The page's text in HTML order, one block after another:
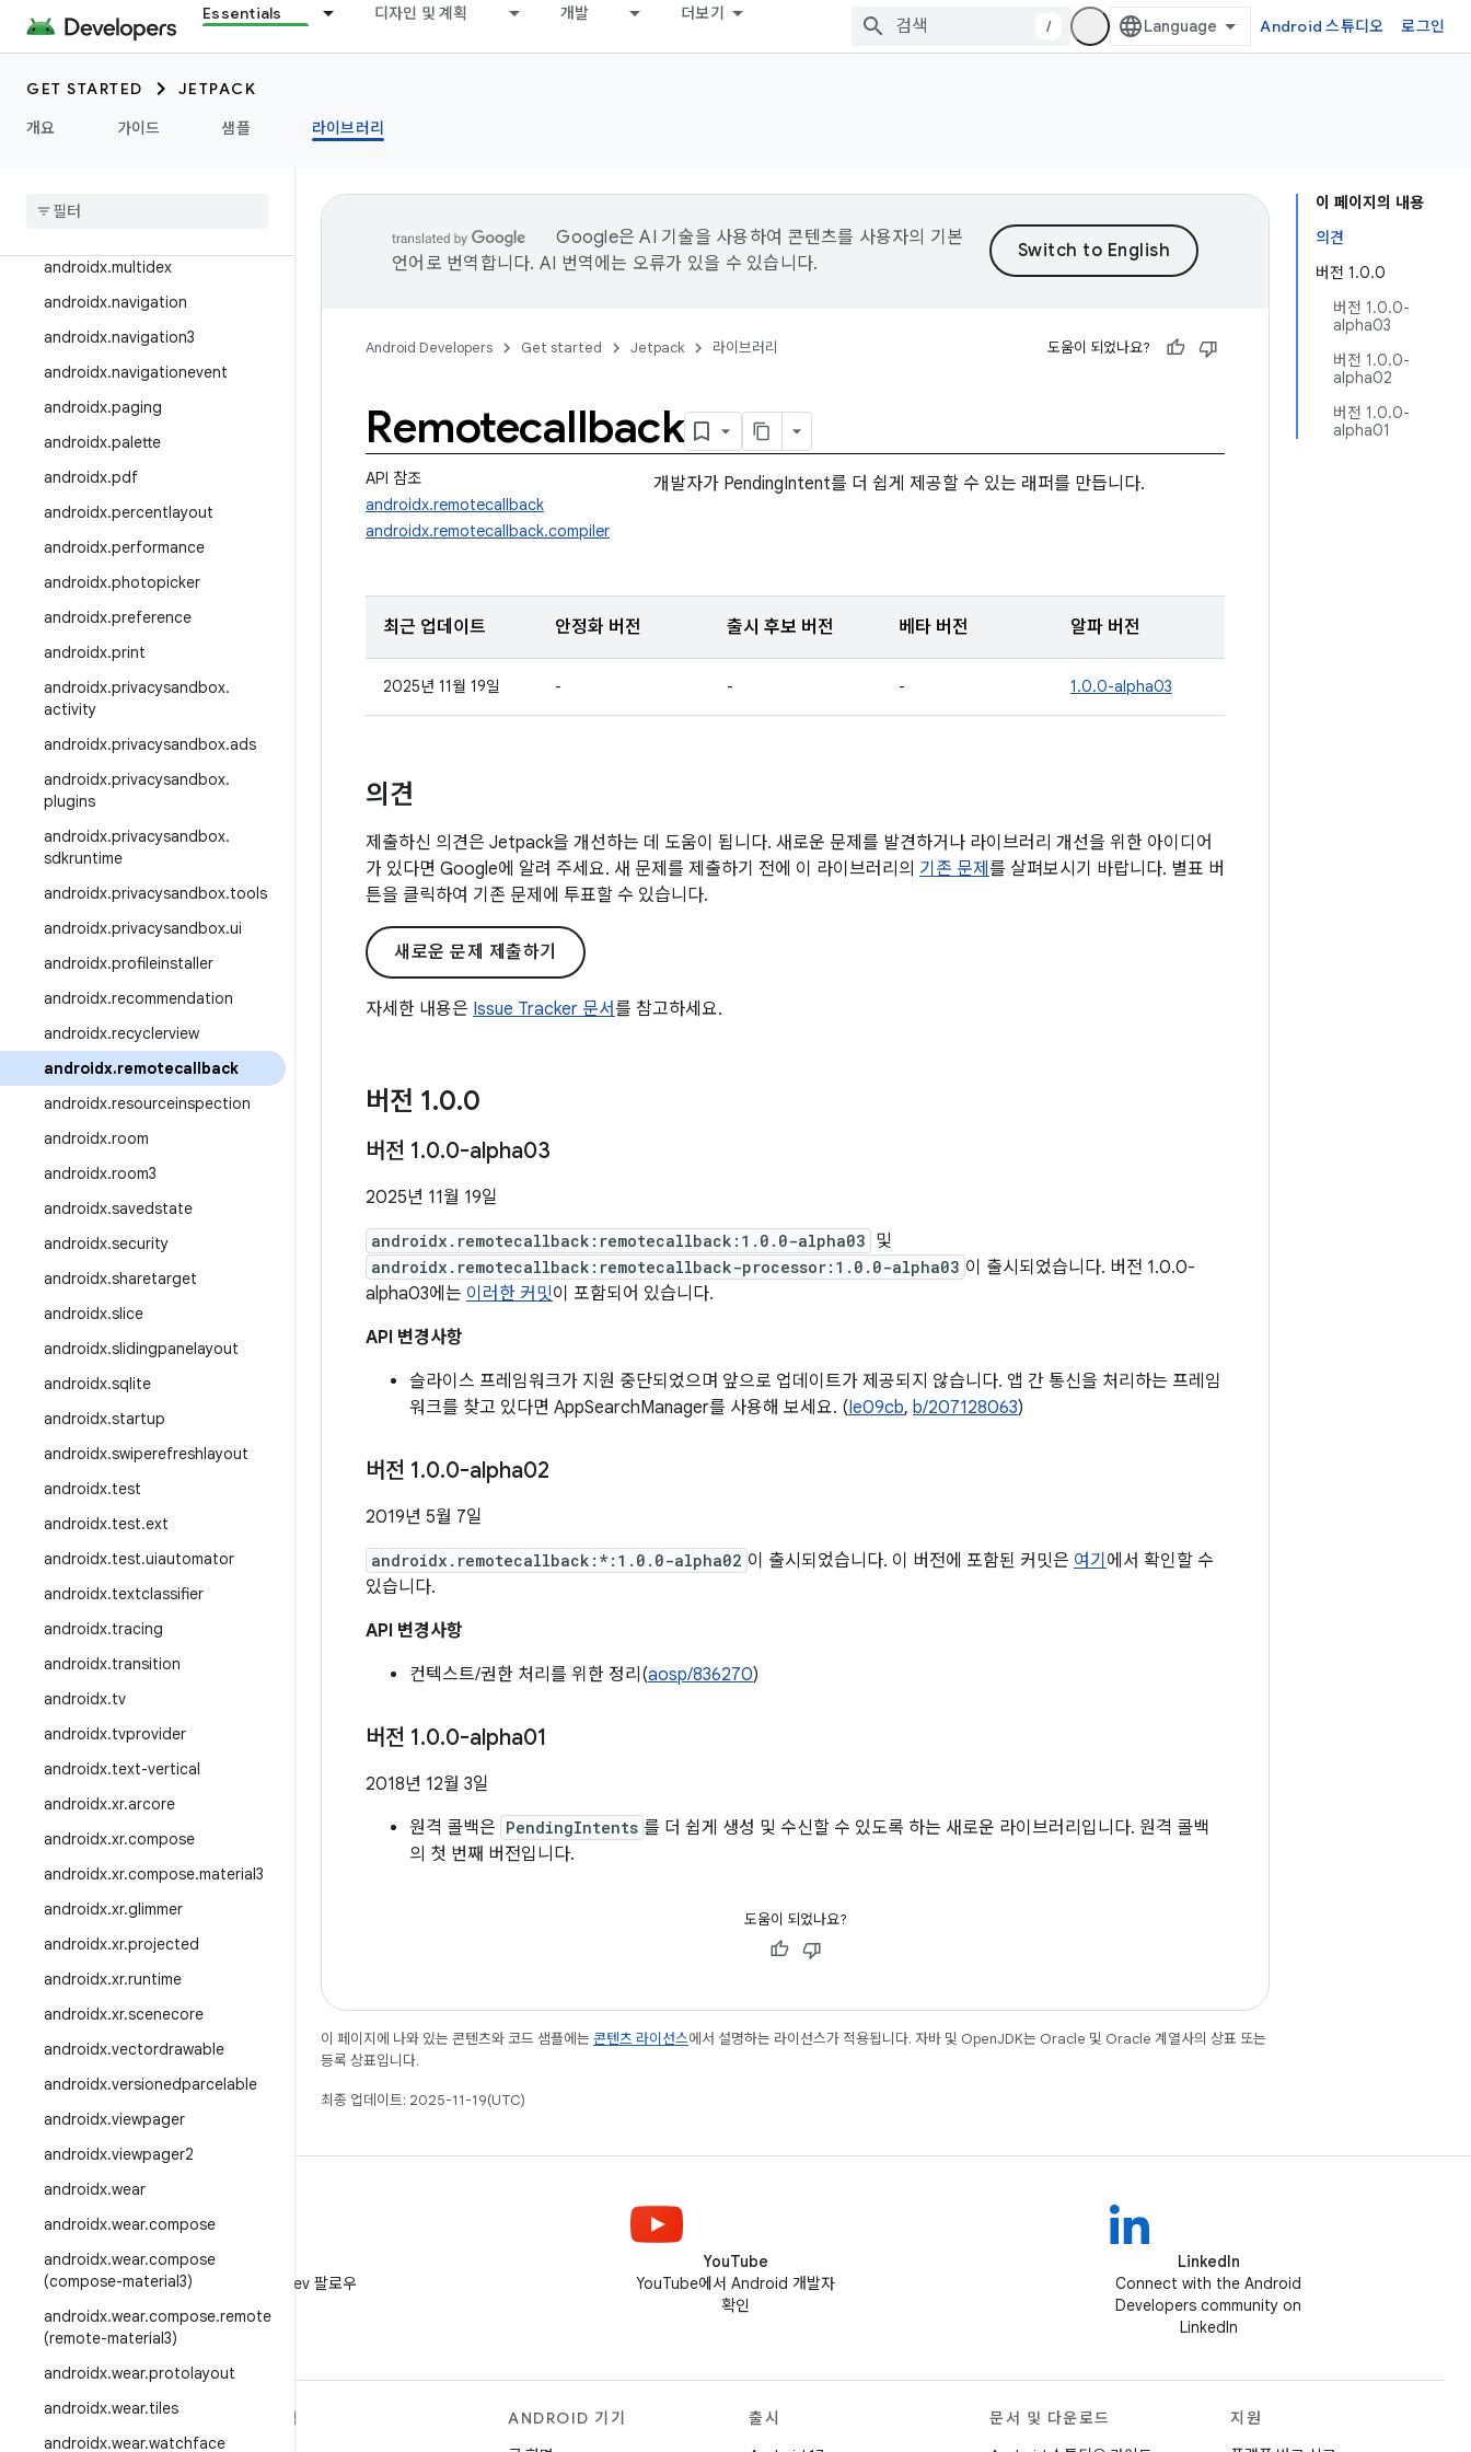
Essentials 디자인 및 계획 개발 더보기
/ Android 스튜디오 로그인
GET STARTED
JETPACK
개요
가이드 샘플 라이브러리
androidx.loader
er
androidx.media
androidx.multidex
androidx.navigation
androidx.navigation3
androidx.navigationevent
androidx.paging
androidx.palette
androidx.pdf
androidx.percentlayout
androidx.performance
androidx.photopicker
androidx.preference
androidx.print
androidx.privacysandbox.
activity
androidx.privacysandbox.ads
androidx.privacysandbox.
plugins
androidx.privacysandbox.
sdkruntime
androidx.privacysandbox.tools
androidx.privacysandbox.ui
androidx.profileinstaller
androidx.recommendation
androidx.recyclerview
androidx.remotecallback
androidx.resourceinspection
androidx.room
androidx.room3
androidx.savedstate
androidx.security
androidx.sharetarget
androidx.slice
androidx.slidingpanelayout
androidx.sqlite
androidx.startup
androidx.swiperefreshlayout
androidx.test
androidx.test.ext
androidx.test.uiautomator
androidx.textclassifier
androidx.tracing
androidx.transition
androidx.tv
androidx.tvprovider
androidx.text-vertical
androidx.xr.arcore
androidx.xr.compose
androidx.xr.compose.material3
androidx.xr.glimmer
androidx.xr.projected
androidx.xr.runtime
androidx.xr.scenecore
androidx.vectordrawable
androidx.versionedparcelable
androidx.viewpager
androidx.viewpager2
androidx.wear
androidx.wear.compose
androidx.wear.compose
(compose-material3)
androidx.wear.compose.remote
(remote-material3)
androidx.wear.protolayout
androidx.wear.tiles
androidx.wear.watchface
이 페이지의 내용
의견
버전 1.0.0
버전 1.0.0-
alpha03
버전 1.0.0-
alpha02
버전 1.0.0-
alpha01
Google은 AI 기술을 사용하여 콘텐츠를 사용자의 기본
언어로 번역합니다. AI 번역에는 오류가 있을 수 있습니다.
Android Developers Get started Jetpack 라이브러리 도움이 되었나요?
Remotecallback
API 참조
androidx.remotecallback
androidx.remotecallback.compiler
개발자가 PendingIntent를 더 쉽게 제공할 수 있는 래퍼를 만듭니다.
최근 업데이트 안정화 버전 출시 후보 버전 베타 버전 알파 버전
2025년 11월 19일 - - - 1.0.0-alpha03
의견
제출하신 의견은 Jetpack을 개선하는 데 도움이 됩니다. 새로운 문제를 발견하거나 라이브러리 개선을 위한 아이디어
가 있다면 Google에 알려 주세요. 새 문제를 제출하기 전에 이 라이브러리의 기존 문제 를 살펴보시기 바랍니다. 별표 버
튼을 클릭하여 기존 문제에 투표할 수 있습니다.
새로운 문제 제출하기
자세한 내용은 Issue Tracker 문서를 참고하세요.
버전 1.0.0
버전 1.0.0-alpha03
2025년 11월 19일
androidx.remotecallback:remotecallback:1.0.0-alpha03 및
androidx.remotecallback:remotecallback-processor:1.0.0-alpha03 이 출시되었습니다. 버전 1.0.0-
alpha03에는 이러한 커밋이 포함되어 있습니다.
API 변경사항
슬라이스 프레임워크가 지원 중단되었으며 앞으로 업데이트가 제공되지 않습니다. 앱 간 통신을 처리하는 프레임
워크를 찾고 있다면 AppSearchManager를 사용해 보세요. (Ie09cb, b/207128063)
버전 1.0.0-alpha02
2019년 5월 7일
androidx.remotecallback:*:1.0.0-alpha02 이 출시되었습니다. 이 버전에 포함된 커밋은 여기 에서 확인할 수
있습니다.
API 변경사항
컨텍스트/권한 처리를 위한 정리(aosp/836270)
버전 1.0.0-alpha01
2018년 12월 3일
원격 콜백은 PendingIntents 를 더 쉽게 생성 및 수신할 수 있도록 하는 새로운 라이브러리입니다. 원격 콜백
의 첫 번째 버전입니다.
도움이 되었나요?
이 페이지에 나와 있는 콘텐츠와 코드 샘플에는 콘텐츠 라이선스에서 설명하는 라이선스가 적용됩니다. 자바 및 OpenJDK는 Oracle 및 Oracle 계열사의 상표 또는
등록 상표입니다.
최종 업데이트: 2025-11-19(UTC)
X에서 @AndroidDev 팔로우
YouTube
YouTube에서 Android 개발자
확인
LinkedIn
Connect with the Android
Developers community on
LinkedIn
ANDROID 자세히 알아보기
탐색
ANDROID 기기
출시
문서 및 다운로드
지원